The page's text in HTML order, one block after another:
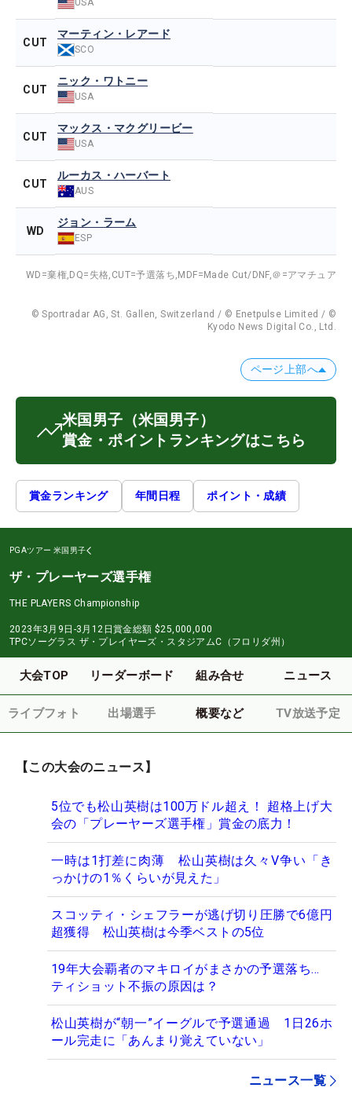
CUT
マーティン・レアード
SCO
CUT
ニック・ワトニー
USA
CUT
マックス・マクグリービー
USA
CUT
ルーカス・ハーバート
AUS
WD
ジョン・ラーム
ESP
WD=棄権, DQ=失格, CUT=予選落ち, MDF=Made Cut/DNF,＠=アマチュア
© Sportradar AG, St. Gallen, Switzerland / © Enetpulse Limited / ©
Kyodo News Digital Co., Ltd.
ページ上部へ
米国男子 （米国男子）
賞金・ポイントランキングはこちら
賞金ランキング 年間日程 ポイント・成績
PGAツアー 米国男子
ザ・プレーヤーズ選手権
THE PLAYERS Championship
2023年3月9日-3月12日賞金総額 $25,000,000
TPCソーグラス ザ・プレイヤーズ・スタジアムC（フロリダ州）
大会TOP リーダーボード 組み合せ ニュース
ライブフォト 出場選手 概要など TV放送予定
【この大会のニュース】
5位でも松山英樹は100万ドル超え！ 超格上げ大
会の「プレーヤーズ選手権」賞金の底力！
一時は1打差に肉薄 松山英樹は久々V争い「き
っかけの1％くらいが見えた」
スコッティ・シェフラーが逃げ切り圧勝で6億円
超獲得 松山英樹は今季ベストの5位
19年大会覇者のマキロイがまさかの予選落ち…
ティショット不振の原因は？
松山英樹が“朝一”イーグルで予選通過 1日26ホ
ール完走に「あんまり覚えていない」
ニュース一覧